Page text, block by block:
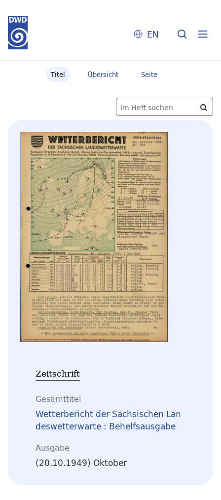
EN
Titel Übersicht Seite
Zeitschrift
Gesamttitel
Wetterbericht der Sächsischen Lan
deswetterwarte : Behelfsausgabe
Ausgabe
(20.10.1949) Oktober